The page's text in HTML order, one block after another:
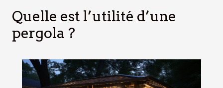
Quelle est l’utilité d’une
pergola ?